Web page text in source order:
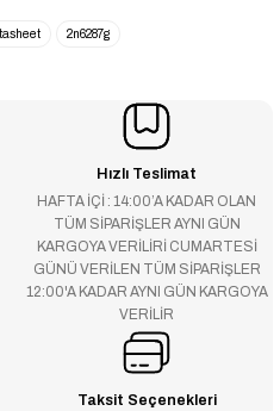
2n6287g
Hızlı Teslimat
HAFTA İÇİ : 14:00’A KADAR OLAN
TÜM SİPARİŞLER AYNI GÜN
KARGOYA VERİLİRİ CUMARTESİ
GÜNÜ VERİLEN TÜM SİPARİŞLER
12:00'A KADAR AYNI GÜN KARGOYA
VERİLİR
Taksit Seçenekleri